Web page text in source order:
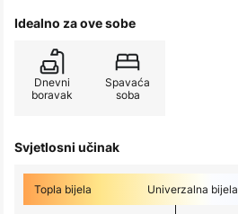
Idealno za ove sobe
Dnevni
boravak
Spavaća
soba
Svjetlosni učinak
Topla bijela Univerzalna bijela